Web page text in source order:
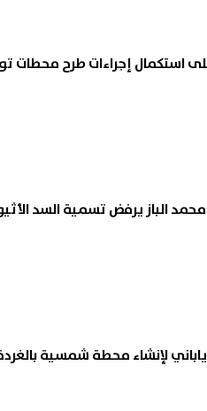
استكمال إجراءات طرح محطات
الباز يرفض تسمية السد
لإنشاء محطة شمسية